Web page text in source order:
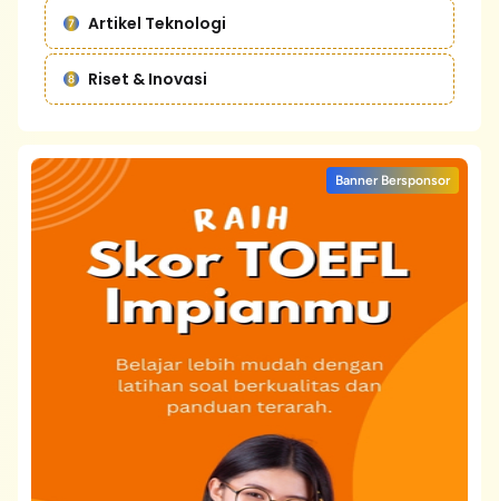
Artikel Teknologi
Riset & Inovasi
Banner Bersponsor